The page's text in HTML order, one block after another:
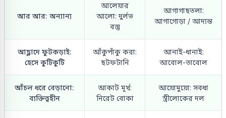
আর আর: অন্যান্য
আলেয়ার
আলো: দুর্লভ
বস্তু
আগাগাছতলা:
আগাগোড়া / আদ্যন্ত
আহ্লাদে ফুটকড়াই:
হেসে কুটিকুটি
আঁকুপাঁকু করা:
ছটফটানি
আনাই-ধানাই:
আবোল-তাবোল
আঁচল ধরে বেড়ানো:
ব্যক্তিত্বহীন
আকাট মূর্খ:
নিরেট বোকা
আয়োমুয়ো: সবধা
স্ত্রীলোকের দল